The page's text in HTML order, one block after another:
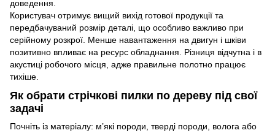
доведення.
Користувач отримує вищий вихід готової продукції та
передбачуваний розмір деталі, що особливо важливо при
серійному розкрої. Менше навантаження на двигун і шківи
позитивно впливає на ресурс обладнання. Різниця відчутна і в
акустиці робочого місця, адже правильне полотно працює
тихіше.
Як обрати стрічкові пилки по дереву під свої
задачі
Почніть із матеріалу: м’які породи, тверді породи, волога або